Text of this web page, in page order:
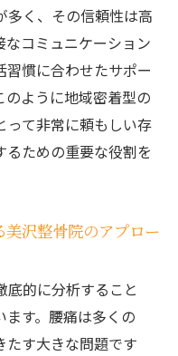
沢整骨院での効果
的な健康効果
対応の重要性
ないためのチェッ
発を防ぐ理由
痛みの改善
プラン美沢整骨院
よるカスタム治療
多く、その信頼性は高
なコミュニケーション
習慣に合わせたサポー
のように地域密着型の
って非常に頼もしい存
ための重要な役割を
沢整骨院のアプロー
的に分析すること
す。腰痛は多くの
たす大きな問題です